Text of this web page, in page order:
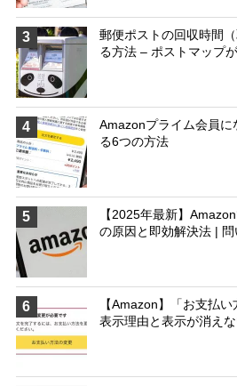
3
郵便ポストの回収時間
る方法 – ポストマップが
4
Amazonプライム会員
る6つの方法
5
【2025年最新】
の原因と即効解決法 |
6
【Amazon】「お支払
表示理由と表示が消え